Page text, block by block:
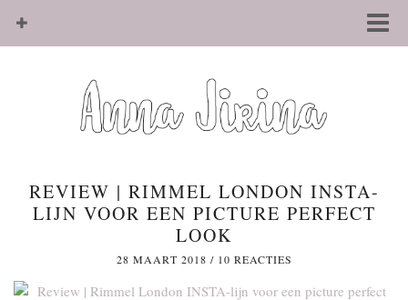
REVIEW | RIMMEL LONDON INSTA-
LIJN VOOR EEN PICTURE PERFECT
LOOK
28 MAART 2018 / 10 REACTIES